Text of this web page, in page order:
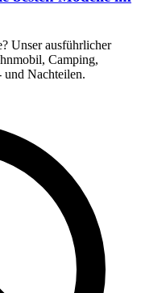
Unser ausführlicher
Camping,
Nachteilen.